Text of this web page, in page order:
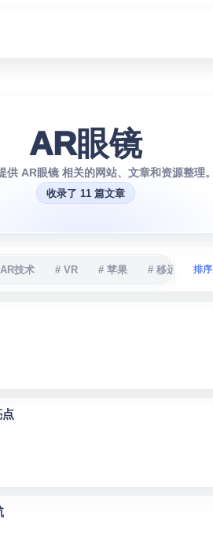
AR眼镜
供 AR眼镜 相关的网站、文章和资源整理。
收录了 11 篇文章
技术 # VR # 苹果 # 移远通信排序
点